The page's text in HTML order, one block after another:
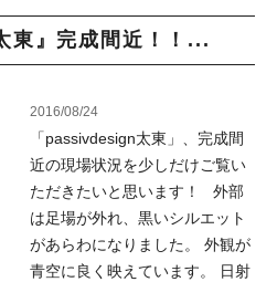
』完成間近！！...
2016/08/24
「passivdesign太東」、完成間
近の現場状況を少しだけご覧い
ただきたいと思います！ 外部
は足場が外れ、黒いシルエット
があらわになりました。 外観が
青空に良く映えています。 日射